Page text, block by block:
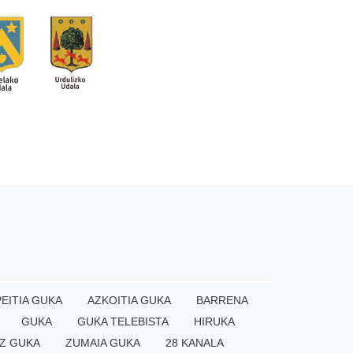
GUKA AZKOITIA GUKA
BARRENA
GUKA
GUKA TELEBISTA
HIRUKA
GUKA
ZUMAIA GUKA 28 KANALA